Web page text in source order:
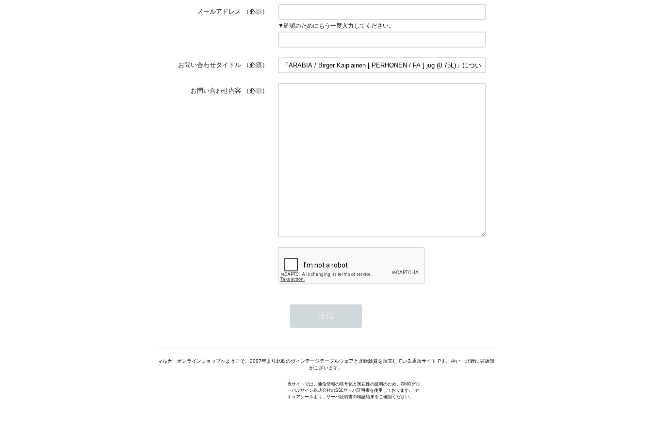
メールアドレス （必須）
▼確認のためにもう一度入力してください。
お問い合わせタイトル （必須）
お問い合わせ内容 （必須）
マルカ・オンラインショップへようこそ。2007年より北欧のヴィンテージテーブルウェアと北欧雑貨を販売している通販サイトです。神戸・北野に実店舗
がございます。
当サイトでは、通信情報の暗号化と実在性の証明のため、GMOグロ
ーバルサイン株式会社のSSLサーバ証明書を使用しております。 セ
キュアシールより、サーバ証明書の検証結果をご確認ください。